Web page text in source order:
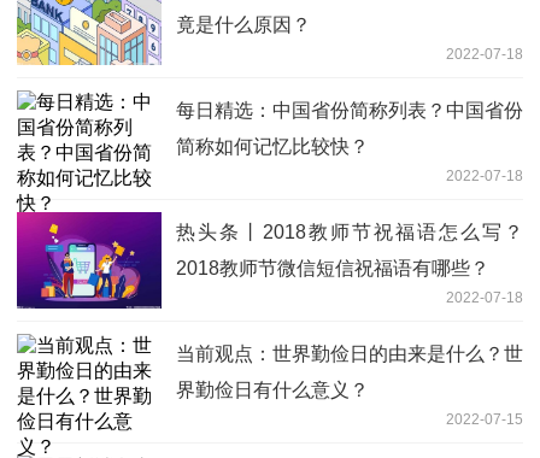
竟是什么原因？
2022-07-18
每日精选：中国省份简称列表？中国省份
简称如何记忆比较快？
2022-07-18
热头条丨2018教师节祝福语怎么写？
2018教师节微信短信祝福语有哪些？
2022-07-18
当前观点：世界勤俭日的由来是什么？世
界勤俭日有什么意义？
2022-07-15